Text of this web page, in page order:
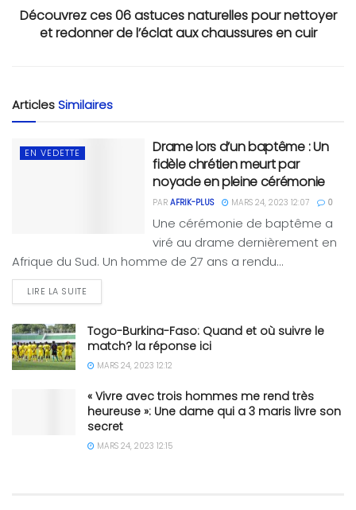
Découvrez ces 06 astuces naturelles pour nettoyer
et redonner de l’éclat aux chaussures en cuir
ArticlesSimilaires
EN VEDETTE
Drame lors d’un baptême : Un
fidèle chrétien meurt par
noyade en pleine cérémonie
PAR AFRIK-PLUS MARS 24, 2023 12:07 0
Une cérémonie de baptême a
viré au drame dernièrement en
Afrique du Sud. Un homme de 27 ans a rendu...
LIRE LA SUITE
Togo-Burkina-Faso: Quand et où suivre le
match? la réponse ici
MARS 24, 2023 12:12
« Vivre avec trois hommes me rend très
heureuse »: Une dame qui a 3 maris livre son
secret
MARS 24, 2023 12:15